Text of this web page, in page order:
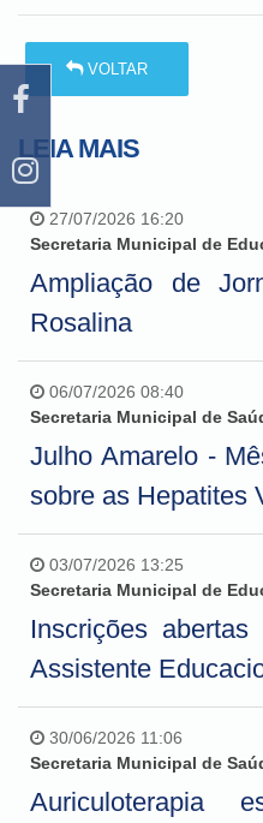
VOLTAR
LEIA MAIS
27/07/2026 16:20
Secretaria Municipal de
Ampliação de
Rosalina
06/07/2026 08:40
Secretaria Municipal de
Julho Amarelo -
sobre as Hepatites
03/07/2026 13:25
Secretaria Municipal de
Inscrições
Assistente
30/06/2026 11:06
Secretaria Municipal de
Auriculoterapia